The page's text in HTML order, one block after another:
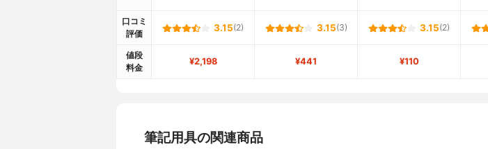
口コミ
評価
3.15(2) 3.15(3) 3.15(2)
値段
料金
¥2,198 ¥441 ¥110
筆記用具の関連商品